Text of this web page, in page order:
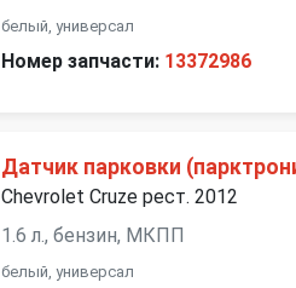
белый, универсал
Номер запчасти: 13372986
Датчик парковки
Chevrolet Cruze рест. 2012
1.6 л., бензин, МКПП
белый, универсал